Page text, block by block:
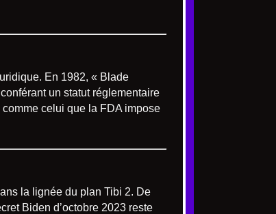
En 1982, « Blade
un statut réglementaire
celui que la FDA impose
la lignée du plan Tibi 2. De
Biden d’octobre 2023 reste